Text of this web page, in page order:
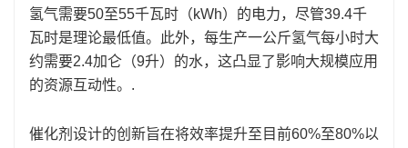
氢气需要50至55千瓦时（kWh）的电力，尽管39.4千
瓦时是理论最低值。此外，每生产一公斤氢气每小时大
约需要2.4加仑（9升）的水，这凸显了影响大规模应用
的资源互动性。.
催化剂设计的创新旨在将效率提升至目前60%至80%以